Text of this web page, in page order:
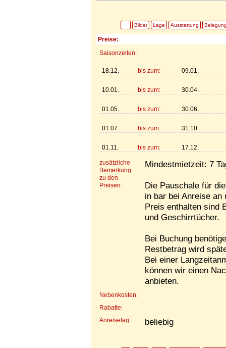
Bilder Lage Ausstattung
Preise:
Saisonzeiten:
18.12. bis zum: 09.01.
10.01. bis zum: 30.04.
01.05. bis zum: 30.06.
01.07. bis zum: 31.10.
01.11. bis zum: 17.12.
zusätzliche
Bemerkung
zu den
Preisen:
Mindestmietzeit: 7
Die Pauschale für
in bar bei Anreise
Preis enthalten sind
und Geschirrtücher.
Bei Buchung
Restbetrag wird
Bei einer
können wir einen
anbieten.
Nebenkosten:
Rabatte:
Anreisetag:
beliebig